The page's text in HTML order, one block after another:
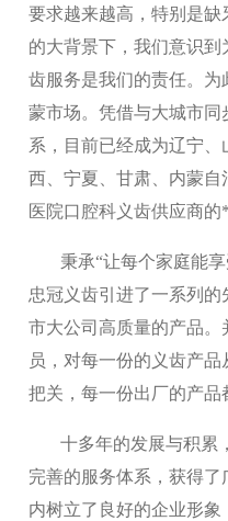
要求越来越高，特别是
的大背景下，我们意识到
齿服务是我们的责任。
蒙市场。凭借与大城市
系，目前已经成为辽宁
西、宁夏、甘肃、内蒙
医院口腔科义齿供应商的
秉承“让每个家庭能
忠冠义齿引进了一系列
市大公司高质量的产品。
员，对每一份的义齿产
把关，每一份出厂的产品
十多年的发展与积累
完善的服务体系，获得
内树立了良好的企业形象